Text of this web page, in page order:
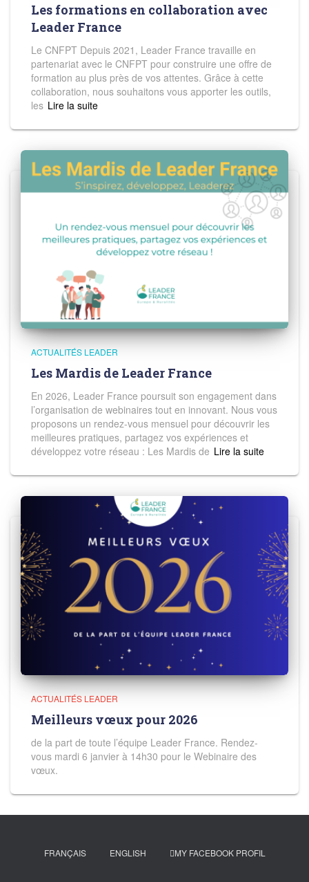
Les formations en collaboration avec
Leader France
Le CNFPT Depuis 2021, Leader France travaille en
partenariat avec le CNFPT pour construire une offre de
formation au plus près de vos attentes. Grâce à cette
collaboration, nous souhaitons vous apporter les outils,
les Read more
ACTUALITÉS LEADER
Les Mardis de Leader France
En 2026, Leader France poursuit son engagement dans
l’organisation de webinaires tout en innovant. Nous vous
proposons un rendez-vous mensuel pour découvrir les
meilleures pratiques, partagez vos expériences et
développez votre réseau : Les Mardis de Read more
ACTUALITÉS LEADER
Meilleurs vœux pour 2026
de la part de toute l’équipe Leader France. Rendez-
vous mardi 6 janvier à 14h30 pour le Webinaire des
vœux.
FRANÇAIS ENGLISH MY FACEBOOK PROFIL